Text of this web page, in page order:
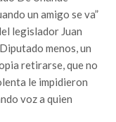
un amigo se va”
legislador Juan
menos, un
retirarse, que no
le impidieron
voz a quien